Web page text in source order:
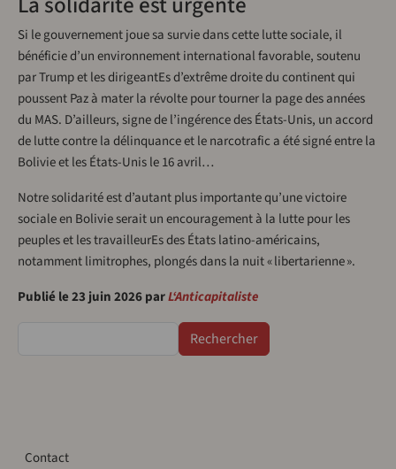
Si le gouvernement joue sa survie dans cette lutte sociale, il
bénéficie d’un environnement international favorable, soutenu
par Trump et les dirigeantEs d’extrême droite du continent qui
poussent Paz à mater la révolte pour tourner la page des années
du MAS. D’ailleurs, signe de l’ingérence des États-Unis, un accord
de lutte contre la délinquance et le narcotrafic a été signé entre la
Bolivie et les États-Unis le 16 avril…
Notre solidarité est d’autant plus importante qu’une victoire
sociale en Bolivie serait un encouragement à la lutte pour les
peuples et les travailleurEs des États latino-américains,
notamment limitrophes, plongés dans la nuit « libertarienne ».
Publié le 23 juin 2026 parL‘Anticapitaliste
Contact
Contact